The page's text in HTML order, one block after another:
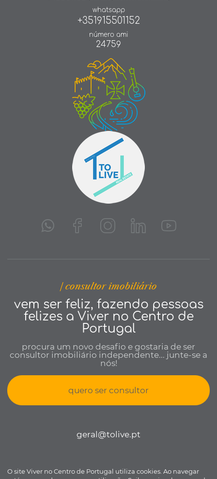
whatsapp
+351915501152
número ami
24759
| consultor imobiliário
vem ser feliz, fazendo pessoas
felizes a Viver no Centro de
Portugal
procura um novo desafio e gostaria de ser
consultor imobiliário independente... junte-se a
nós!
quero ser consultor
geral@tolive.pt
O site Viver no Centro de Portugal utiliza cookies. Ao navegar